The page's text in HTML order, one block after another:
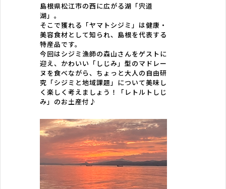
島根県松江市の西に広がる湖「宍道
湖」。
そこで獲れる「ヤマトシジミ」は健康・
美容食材として知られ、島根を代表する
特産品です。
今回はシジミ漁師の森山さんをゲストに
迎え、かわいい「しじみ」型のマドレー
ヌを食べながら、ちょっと大人の自由研
究「シジミと地域課題」について美味し
く楽しく考えましょう！「レトルトしじ
み」のお土産付♪